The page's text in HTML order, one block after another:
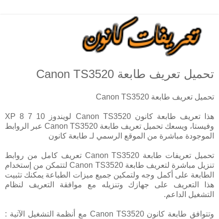
تحميل تعريف طابعة Canon TS3520
تحميل تعريف طابعة Canon TS3520
هذا تعريف طابعة كانون Canon TS3520 لويندوز 10 7 8 XP
وفيستا، ويسعك تحميل تعريف طابعة Canon TS3520 عبر الروابط
الموجودة مباشرة من الموقع الرسمي لـ طابعة كانون
تحميل تعريفات طابعة Canon TS3520 تعريف كامل من روابط
تنزيل مباشرة لتعريف طابعة Canon TS3520 لتتمكن من إستخدام
الطابعة على أكمل وجه ولتمكين جميع ميزات الطباعة يمكنك تثبيت
هذا التعريف على جهازك وتنزيله مع موافقة التعريف لنظام
التشغيل الداعم.
وتتوافق طابعة كانون Canon TS3520 مع أنظمة التشغيل الآتية :